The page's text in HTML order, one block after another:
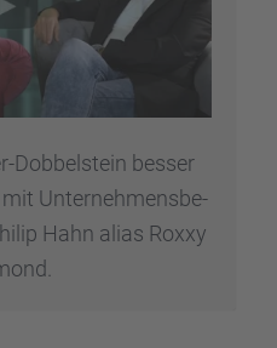
Dobbel­stein besser
mit Unter­neh­mens­be­
Hahn alias Roxxy